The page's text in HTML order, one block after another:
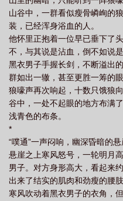
弱，葱白带着冷香的指尖轻轻
于我，服从我。这才是听话的
叠青衣下的单薄身骨。沉默寡
外表病弱清冷的主人，也会双
突然变了，不再对他非打即骂
的头颅。苍白的脸色似雪，唇
食人精气的妖怪。主人无情似
惑。“他们说你是我最忠心的狗
您，至死不渝。”
山谷中，一群看似瘦骨嶙峋的
装，已经浑身浴血的人。
他怀里正抱着一位早已垂下了
不，与其说是沾血，倒不如说
黑衣男子手握长剑，不断溢出
群如出一辙，甚至更胜一筹的
狼嚎声再次响起，十数只饿狼
谷中，一处不起眼的地方布满
浅青色的布条。
*
“噗通”一声闷响，幽深昏暗的
悬崖之上寒风怒号，一轮明月
男子。对方身形高大，看起来
出来了结实的肌肉和劲瘦的腰肢
寒风吹动着黑衣男子的衣角，